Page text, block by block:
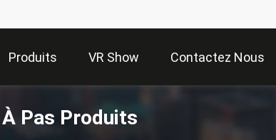
Produits VR Show Contactez Nous
Pas Produits